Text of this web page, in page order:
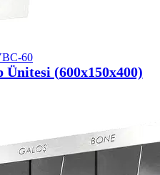
60
Ünitesi (600x150x400)